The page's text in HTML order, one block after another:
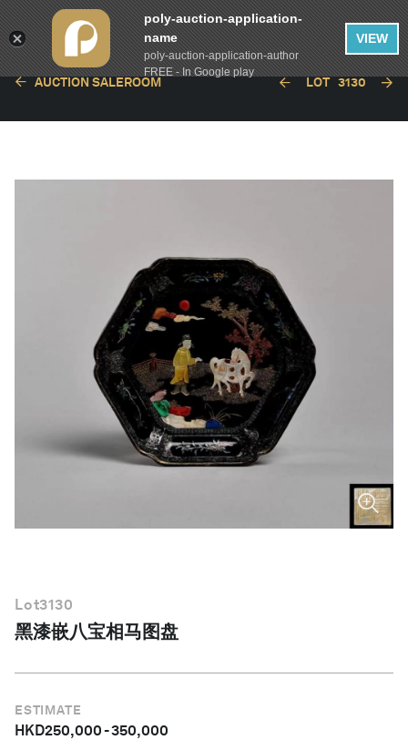
AUCTION SALEROOM LOT 3130
Lot3130
黑漆嵌八宝相马图盘
ESTIMATE
HKD250,000-350,000
poly-auction-application-
name
poly-auction-application-author
FREE - In Google play
VIEW